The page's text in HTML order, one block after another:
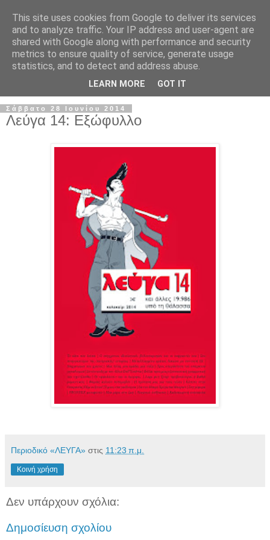
Σάββατο 28 Ιουνίου 2014
Λεύγα 14: Εξώφυλλο
Περιοδικό «ΛΕΥΓΑ» στις 11:23 π.μ.
Κοινή χρήση
Δεν υπάρχουν σχόλια:
Δημοσίευση σχολίου
This site uses cookies from Google to deliver its services
and to analyze traffic. Your IP address and user-agent are
shared with Google along with performance and security
metrics to ensure quality of service, generate usage
statistics, and to detect and address abuse.
LEARN MORE GOT IT